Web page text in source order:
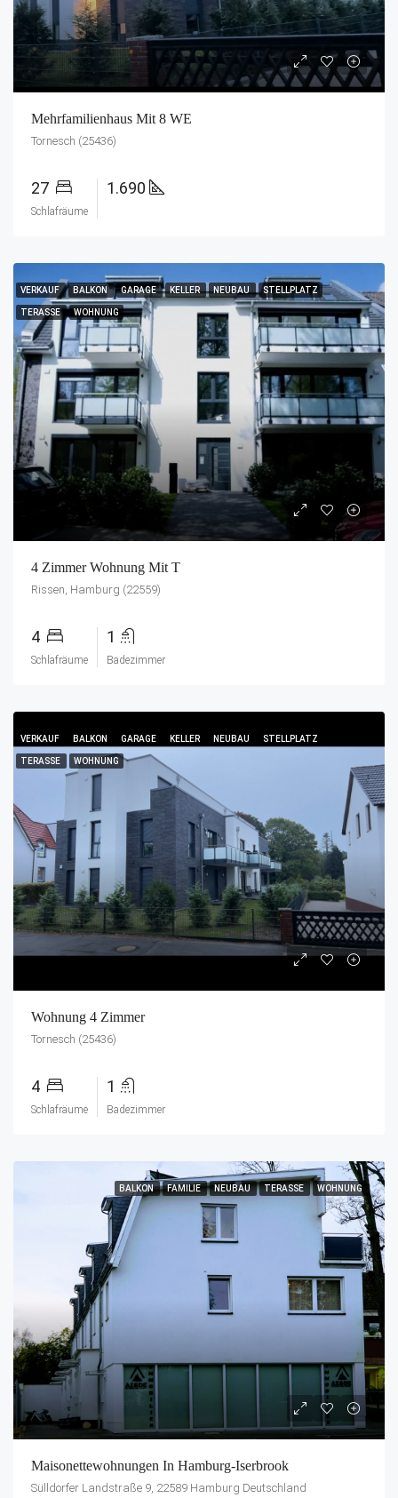
Mehrfamilienhaus Mit 8 WE
Tornesch (25436)
27
Schlafräume
1.690
VERKAUF BALKON GARAGE KELLER NEUBAU STELLPLATZ
TERASSE WOHNUNG
4 Zimmer Wohnung Mit T
Rissen, Hamburg (22559)
4
Schlafräume
1
Badezimmer
VERKAUF BALKON GARAGE KELLER NEUBAU STELLPLATZ
TERASSE WOHNUNG
Wohnung 4 Zimmer
Tornesch (25436)
4
Schlafräume
1
Badezimmer
BALKON FAMILIE NEUBAU TERASSE WOHNUNG
Maisonettewohnungen In Hamburg-Iserbrook
Sülldorfer Landstraße 9, 22589 Hamburg Deutschland